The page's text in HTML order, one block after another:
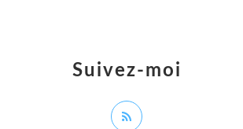
Suivez-moi